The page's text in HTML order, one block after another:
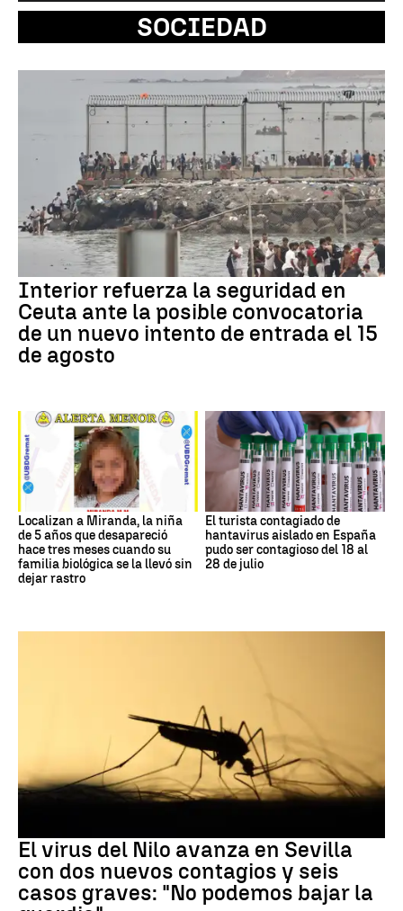
SOCIEDAD
Interior refuerza la seguridad en
Ceuta ante la posible convocatoria
de un nuevo intento de entrada el 15
de agosto
Localizan a Miranda, la niña
de 5 años que desapareció
hace tres meses cuando su
familia biológica se la llevó sin
dejar rastro
El turista contagiado de
hantavirus aislado en España
pudo ser contagioso del 18 al
28 de julio
El virus del Nilo avanza en Sevilla
con dos nuevos contagios y seis
casos graves: "No podemos bajar la